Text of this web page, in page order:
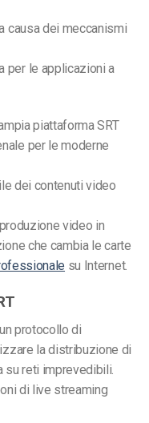
causa dei meccanismi
per le applicazioni a
piattaforma SRT
per le moderne
dei contenuti video
video in
che cambia le carte
su Internet.
protocollo di
la distribuzione di
su reti imprevedibili.
di live streaming